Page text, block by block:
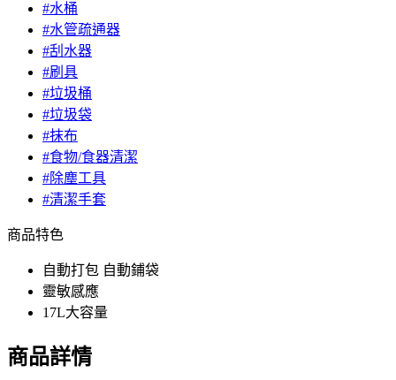
#水桶
#水管疏通器
#刮水器
#刷具
#垃圾桶
#垃圾袋
#抹布
#食物/食器清潔
#除塵工具
#清潔手套
商品特色
自動打包 自動鋪袋
靈敏感應
17L大容量
商品詳情